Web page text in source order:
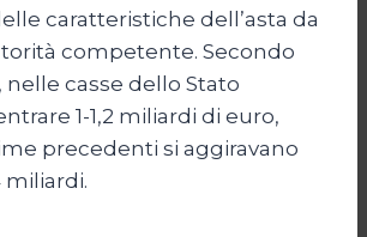
caratteristiche dell’asta da
competente. Secondo
nelle casse dello Stato
1-1,2 miliardi di euro,
precedenti si aggiravano
miliardi.